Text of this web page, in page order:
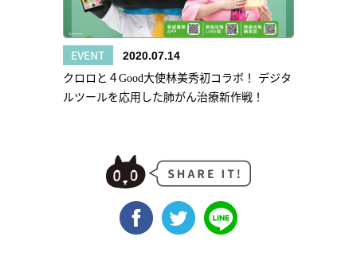
EVENT 2020.07.14
クロロと４Good大使林美秀初コラボ！ デジタ
ルツールを応用した肺がん治療新作戦！